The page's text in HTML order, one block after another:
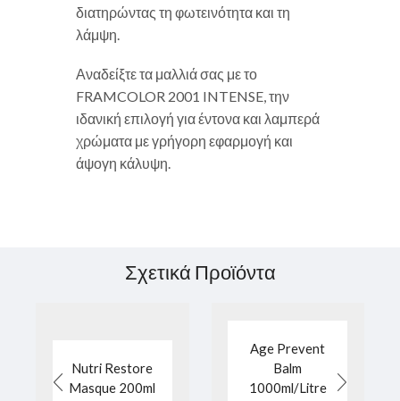
διατηρώντας τη φωτεινότητα και τη
λάμψη.
Αναδείξτε τα μαλλιά σας με το
FRAMCOLOR 2001 INTENSE, την
ιδανική επιλογή για έντονα και λαμπερά
χρώματα με γρήγορη εφαρμογή και
άψογη κάλυψη.
Σχετικά Προϊόντα
Nutri Restore
Masque 200ml
Age Prevent
Balm
1000ml/Litre